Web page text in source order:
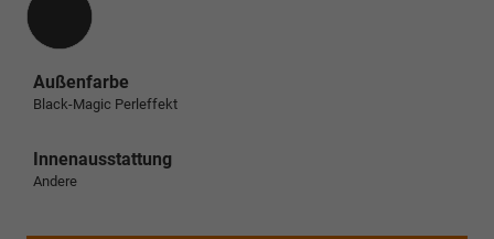
Außenfarbe
Black-Magic Perleffekt
Innenausstattung
Andere